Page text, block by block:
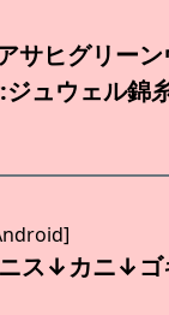
サヒグリー
ュウェル錦
ス↓カニ↓